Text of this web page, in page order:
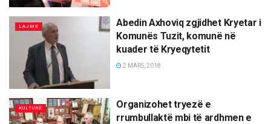
LAJME
Abedin Axhoviq zgjidhet Kryetar i
Komunës Tuzit, komunë në
kuader të Kryeqytetit
2 MARS, 2018
KULTURË
Organizohet tryezë e
rrumbullaktë mbi të ardhmen e